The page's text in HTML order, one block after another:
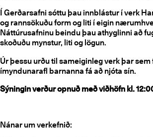
Í Gerðarsafni sóttu þau innblástur í verk
og rannsökuðu form og liti í eigin
Náttúrusafninu beindu þau athyglinni að
skoðuðu mynstur, liti og lögun.
Úr þessu urðu til sameiginleg verk þar
ímyndunarafl barnanna fá að njóta sín.
Sýningin verður opnuð með viðhöfn kl.
Nánar um verkefnið: